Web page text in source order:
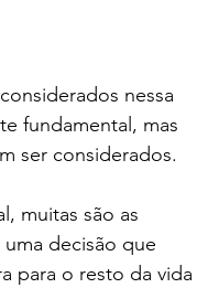
nessa
fundamental, mas
ser considerados.
muitas são as
decisão que
para o resto da vida